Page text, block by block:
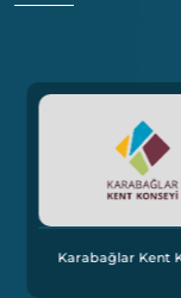
Karabağlar Kent